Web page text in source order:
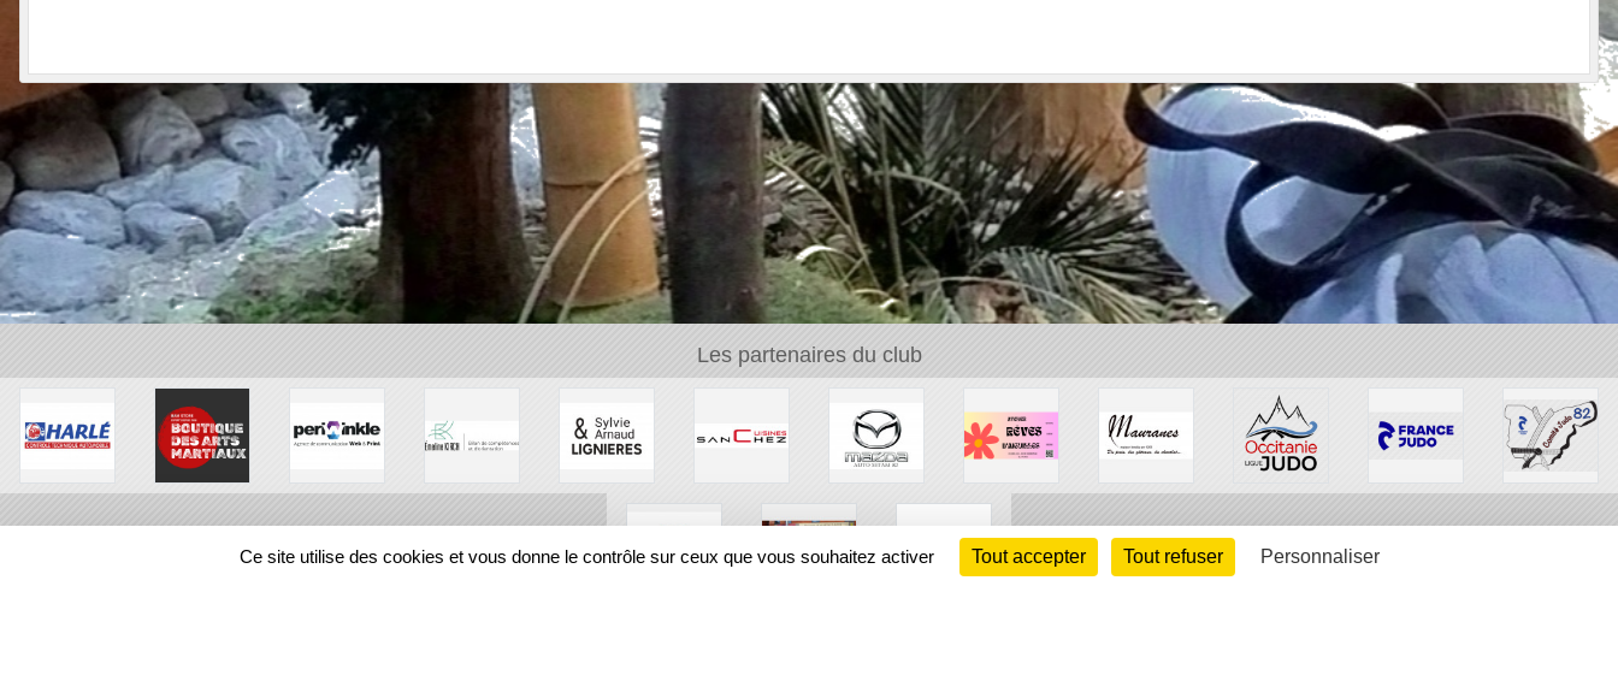
Les partenaires du club
Ce site utilise des cookies et vous donne le contrôle sur ceux que vous souhaitez activer Tout accepter Tout refuser Personnaliser